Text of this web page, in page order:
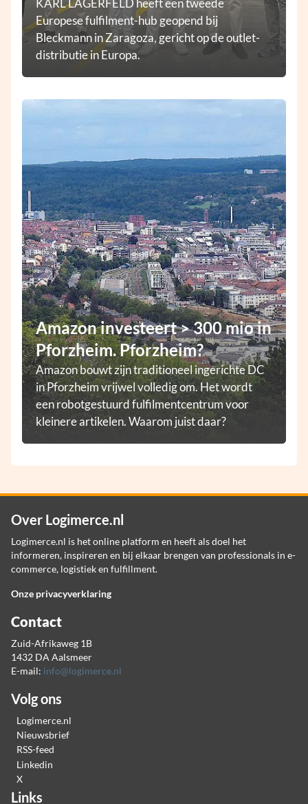
Europese fulfilment-hub geopend bij
Bleckmann in Zaragoza, gericht op de outlet-
distributie in Europa.
Amazon investeert > 300 mio in
Pforzheim. Pforzheim?
Amazon bouwt zijn traditioneel ingerichte DC
in Pforzheim vrijwel volledig om. Het wordt
een robotgestuurd fulfilmentcentrum voor
kleinere artikelen. Waarom juist daar?
Over Logimerce.nl
Logimerce.nl is het online platform en heeft als doel het
informeren, inspireren en bij elkaar brengen van professionals in e-
commerce, logistiek en fulfillment.
Onze privacyverklaring
Contact
Zuid-Afrikaweg 1B
1432 DA Aalsmeer
E-mail: info@logimerce.nl
Volg ons
Logimerce.nl
Nieuwsbrief
RSS-feed
Linkedin
X
Links